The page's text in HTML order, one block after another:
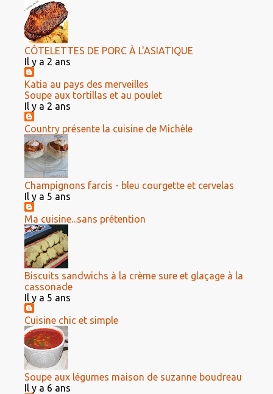
CÔTELETTES DE PORC À L'ASIATIQUE
Il y a 2 ans
Katia au pays des merveilles
Soupe aux tortillas et au poulet
Il y a 2 ans
Country présente la cuisine de Michèle
Champignons farcis - bleu courgette et cervelas
Il y a 5 ans
Ma cuisine...sans prétention
Biscuits sandwichs à la crème sure et glaçage à la
cassonade
Il y a 5 ans
Cuisine chic et simple
Soupe aux légumes maison de suzanne boudreau
Il y a 6 ans